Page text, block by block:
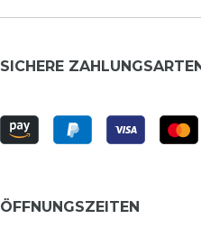
SICHERE
ÖFFNUNGSZEITEN